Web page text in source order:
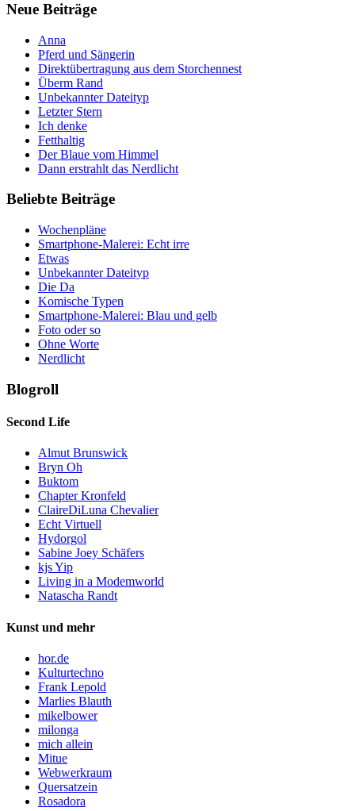
Neue Beiträge
Anna
Pferd und Sängerin
Direktübertragung aus dem Storchennest
Überm Rand
Unbekannter Dateityp
Letzter Stern
Ich denke
Fetthaltig
Der Blaue vom Himmel
Dann erstrahlt das Nerdlicht
Beliebte Beiträge
Wochenpläne
Smartphone-Malerei: Echt irre
Etwas
Unbekannter Dateityp
Die Da
Komische Typen
Smartphone-Malerei: Blau und gelb
Foto oder so
Ohne Worte
Nerdlicht
Blogroll
Second Life
Almut Brunswick
Bryn Oh
Buktom
Chapter Kronfeld
ClaireDiLuna Chevalier
Echt Virtuell
Hydorgol
Sabine Joey Schäfers
kjs Yip
Living in a Modemworld
Natascha Randt
Kunst und mehr
hor.de
Kulturtechno
Frank Lepold
Marlies Blauth
mikelbower
milonga
mich allein
Mitue
Webwerkraum
Quersatzein
Rosadora